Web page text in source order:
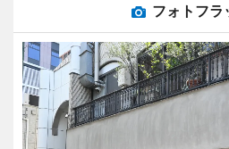
フォトフラ